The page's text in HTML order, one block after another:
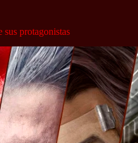
sus protagonistas